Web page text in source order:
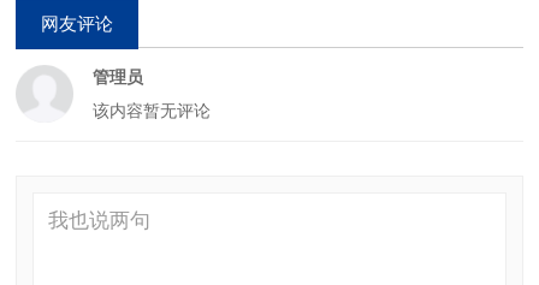
网友评论
管理员
该内容暂无评论